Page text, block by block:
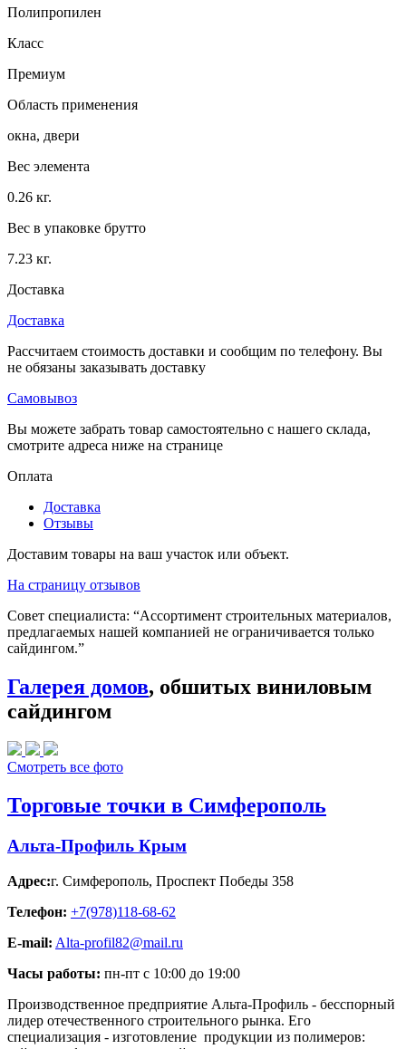
Полипропилен
Класс
Премиум
Область применения
окна, двери
Вес элемента
0.26 кг.
Вес в упаковке брутто
7.23 кг.
Доставка
Доставка
Рассчитаем стоимость доставки и сообщим по телефону. Вы
не обязаны заказывать доставку
Самовывоз
Вы можете забрать товар самостоятельно с нашего склада,
смотрите адреса ниже на странице
Оплата
Доставка
Отзывы
Доставим товары на ваш участок или объект.
На страницу отзывов
Совет специалиста: “Ассортимент строительных материалов,
предлагаемых нашей компанией не ограничивается только
сайдингом.”
Галерея домов, обшитых виниловым
сайдингом
Смотреть все фото
Торговые точки в Симферополь
Альта-Профиль Крым
Адрес:г. Симферополь, Проспект Победы 358
Телефон: +7(978)118-68-62
E-mail: Alta-profil82@mail.ru
Часы работы: пн-пт с 10:00 до 19:00
Производственное предприятие Альта-Профиль - бесспорный
лидер отечественного строительного рынка. Его
специализация - изготовление продукции из полимеров: